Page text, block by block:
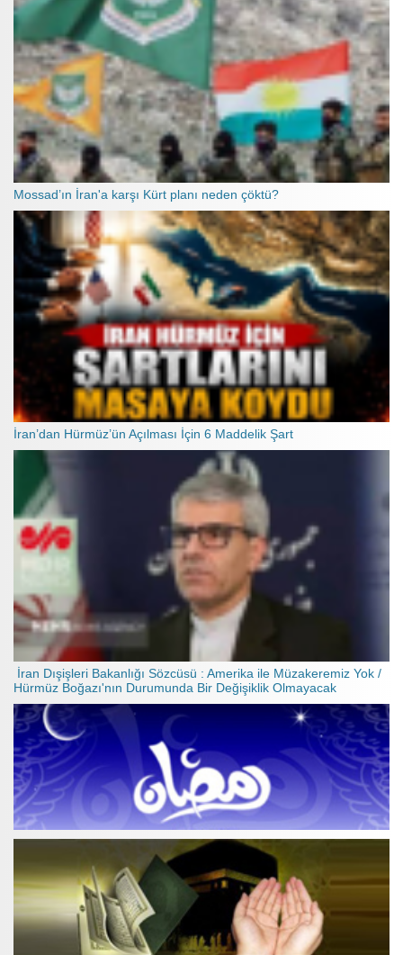
Mossad’ın İran'a karşı Kürt planı neden çöktü?
İran’dan Hürmüz’ün Açılması İçin 6 Maddelik Şart
İran Dışişleri Bakanlığı Sözcüsü : Amerika ile Müzakeremiz Yok /
Hürmüz Boğazı'nın Durumunda Bir Değişiklik Olmayacak